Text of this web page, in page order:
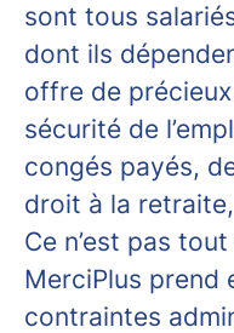
sont tous
dont ils
offre de
sécurité de
congés payés,
droit à la
Ce n’est pas
MerciPlus prend
contraintes